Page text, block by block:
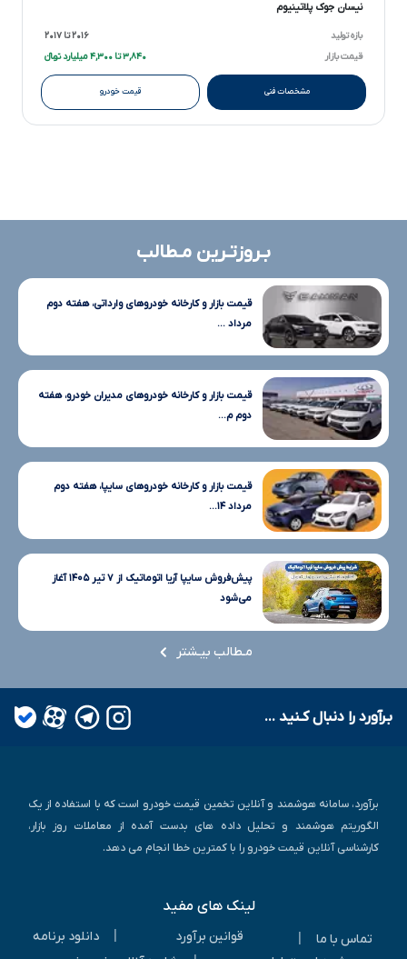
نیسان جوک پلاتینیوم
بازه تولید
۲۰۱۶ تا ۲۰۱۷
قیمت بازار
۳,۸۴۰ تا ۴,۳۰۰ میلیارد تومانءءء
مشخصات فنی قیمت خودرو
بـروزتـرین مـطالب
قیمت بازار و کارخانه خودروهای وارداتی، هفته دوم
مرداد ...
قیمت بازار و کارخانه خودروهای مدیران خودرو، هفته
دوم م...
قیمت بازار و کارخانه خودروهای سایپا، هفته دوم
مرداد ۱۴...
پیش‌فروش سایپا آریا اتوماتیک از ۷ تیر ۱۴۰۵ آغاز
می‌شود
مـطالب بیـشتر
بـرآورد را دنبال کـنید ...
برآورد، سامانه هوشمند و آنلاین تخمین قیمت خودرو است که با استفاده از یک
الگوریتم هوشمند و تحلیل داده های بدست آمده از معاملات روز بازار،
کارشناسی آنلاین قیمت خودرو را با کمترین خطا انجام می دهد.
لینک های مفید
تماس با ما قوانین برآورد
دانلود برنامه